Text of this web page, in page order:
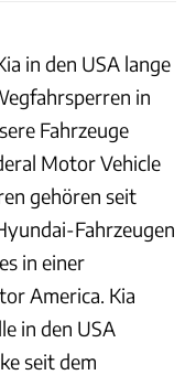
in den USA lange
in
Fahrzeuge
Motor Vehicle
gehören seit
Fahrzeugen
in einer
America. Kia
in den USA
seit dem